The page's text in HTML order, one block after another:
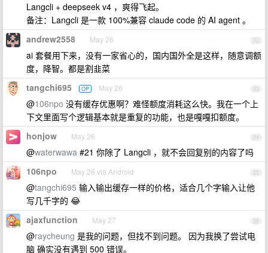
Langcli + deepseek v4 ，爽得飞起。
备注：Langcli 是一款 100%兼容 claude code 的 AI agent 。
22
andrew2558 May 26
ai 套餐用下来，没有一家省心的，国内国外全是这样，随意调额
度，降智。都是割韭菜
23
tangchi695 OP May 26
@106npo 没有缓存优惠啊？难怪额度消耗这么快。我在一个上
下文里面写个逻辑基本就是重复的功能，也是嘎嘎扣额度。
24
honjow May 26
@waterwawa #21 你除了 Langcli ，就不会回复别的内容了吗
25
106npo May 26 via Android
@tangchi695 输入输出缓存一样的价格，适合几个字输入让他
写几千字的 😂
26
ajaxfunction May 27
@raycheung 是我的问题，但找不到问题。 因为我换了尝试电
脑 确实没有遇到 500 错误。